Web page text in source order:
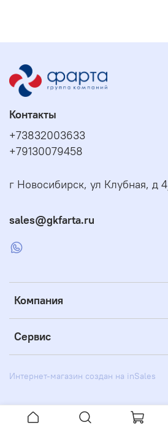
Компания
Сервис
Контакты
+73832003633
+79130079458
г Новосибирск, ул Клубная, д
sales@gkfarta.ru
Интернет-магазин создан на inSales